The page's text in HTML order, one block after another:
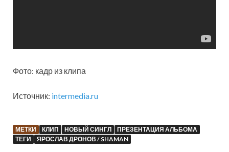
Фото: кадр из клипа
Источник: intermedia.ru
МЕТКИ КЛИП НОВЫЙ СИНГЛ
ПРЕЗЕНТАЦИЯ АЛЬБОМА
ТЕГИ
ЯРОСЛАВ ДРОНОВ / SHAMAN